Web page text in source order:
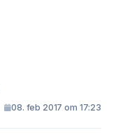
08. feb 2017 om 17:23